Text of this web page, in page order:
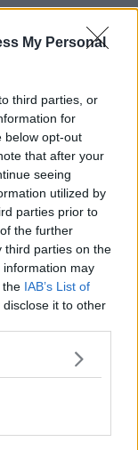
My Personal
third parties, or
for
below opt-out
that after your
seeing
utilized by
parties prior to
the further
third parties on the
information may
the IAB’s List of
it to other
di
Ofelia
che nella finale
- a
di Miss Italia in
Per lei un
più votata su
dei Gemelli, Ofelia
della
di studi
in strategia e
prossima a
capitanata da
(Miss Granducato),